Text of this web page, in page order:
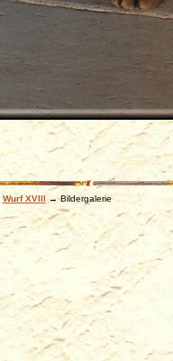
Wurf XVIII → Bildergalerie